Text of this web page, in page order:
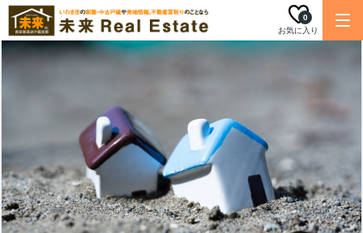
お気に入り
0